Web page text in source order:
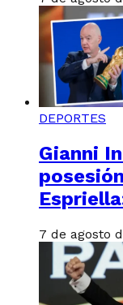
DEPORTES
Gianni
7 de agosto